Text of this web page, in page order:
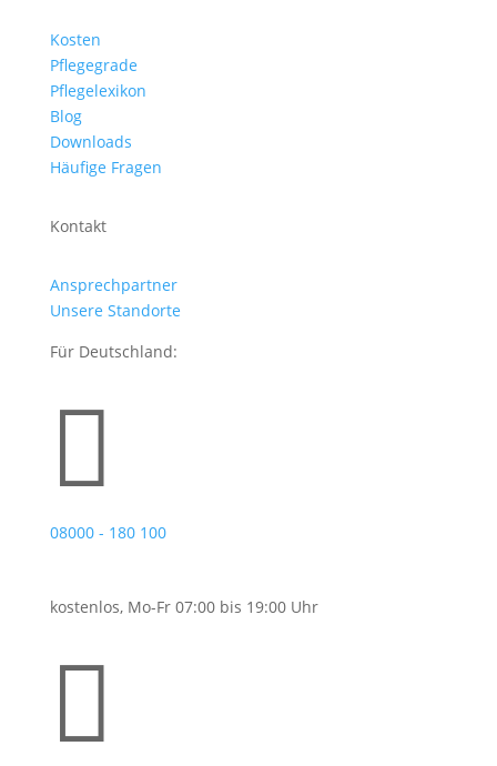
Kosten
Pflegegrade
Pflegelexikon
Blog
Downloads
Häufige Fragen
Kontakt
Ansprechpartner
Unsere Standorte
Für Deutschland:

08000 - 180 100
kostenlos, Mo-Fr 07:00 bis 19:00 Uhr
